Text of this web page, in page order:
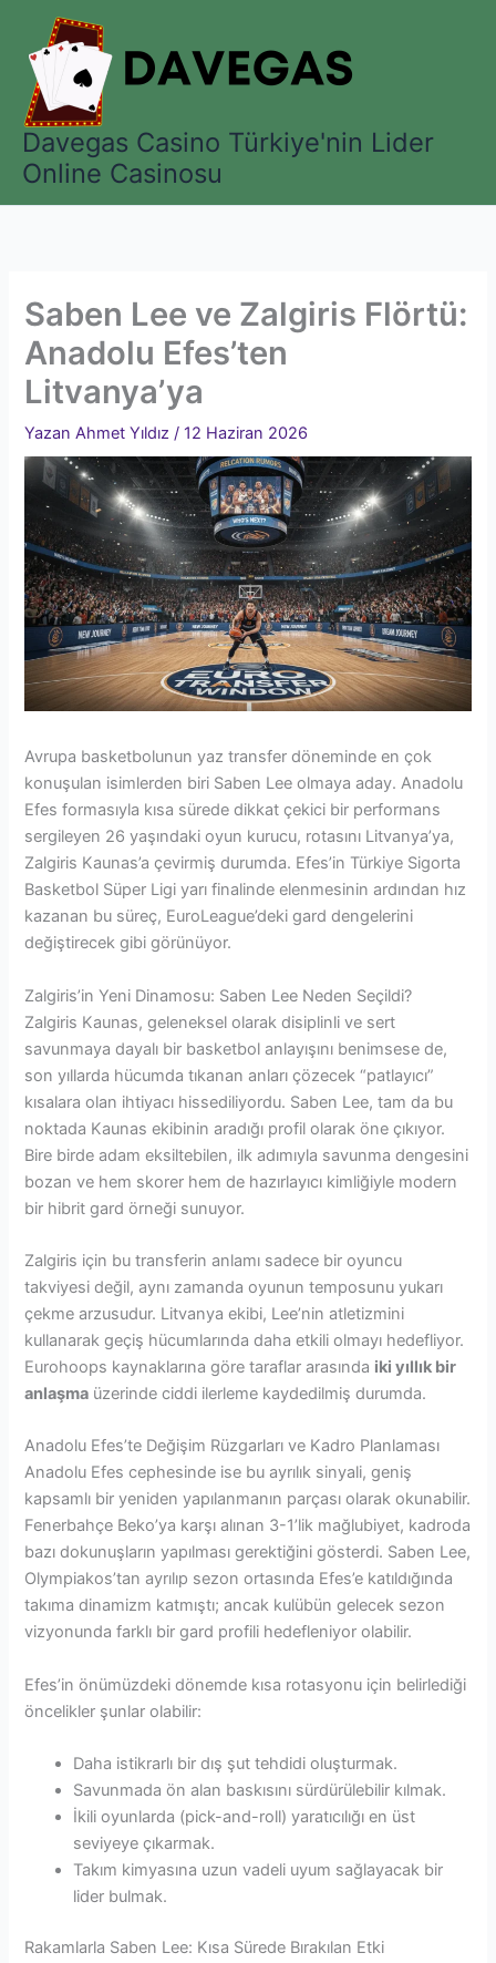
Davegas Casino Türkiye'nin Lider
Online Casinosu
Saben Lee ve Zalgiris Flörtü:
Anadolu Efes’ten
Litvanya’ya
Yazan Ahmet Yıldız/12 Haziran 2026
Avrupa basketbolunun yaz transfer döneminde en çok
konuşulan isimlerden biri Saben Lee olmaya aday. Anadolu
Efes formasıyla kısa sürede dikkat çekici bir performans
sergileyen 26 yaşındaki oyun kurucu, rotasını Litvanya’ya,
Zalgiris Kaunas’a çevirmiş durumda. Efes’in Türkiye Sigorta
Basketbol Süper Ligi yarı finalinde elenmesinin ardından hız
kazanan bu süreç, EuroLeague’deki gard dengelerini
değiştirecek gibi görünüyor.
Zalgiris’in Yeni Dinamosu: Saben Lee Neden Seçildi?
Zalgiris Kaunas, geleneksel olarak disiplinli ve sert
savunmaya dayalı bir basketbol anlayışını benimsese de,
son yıllarda hücumda tıkanan anları çözecek “patlayıcı”
kısalara olan ihtiyacı hissediliyordu. Saben Lee, tam da bu
noktada Kaunas ekibinin aradığı profil olarak öne çıkıyor.
Bire birde adam eksiltebilen, ilk adımıyla savunma dengesini
bozan ve hem skorer hem de hazırlayıcı kimliğiyle modern
bir hibrit gard örneği sunuyor.
Zalgiris için bu transferin anlamı sadece bir oyuncu
takviyesi değil, aynı zamanda oyunun temposunu yukarı
çekme arzusudur. Litvanya ekibi, Lee’nin atletizmini
kullanarak geçiş hücumlarında daha etkili olmayı hedefliyor.
Eurohoops kaynaklarına göre taraflar arasında iki yıllık bir
anlaşma üzerinde ciddi ilerleme kaydedilmiş durumda.
Anadolu Efes’te Değişim Rüzgarları ve Kadro Planlaması
Anadolu Efes cephesinde ise bu ayrılık sinyali, geniş
kapsamlı bir yeniden yapılanmanın parçası olarak okunabilir.
Fenerbahçe Beko’ya karşı alınan 3-1’lik mağlubiyet, kadroda
bazı dokunuşların yapılması gerektiğini gösterdi. Saben Lee,
Olympiakos’tan ayrılıp sezon ortasında Efes’e katıldığında
takıma dinamizm katmıştı; ancak kulübün gelecek sezon
vizyonunda farklı bir gard profili hedefleniyor olabilir.
Efes’in önümüzdeki dönemde kısa rotasyonu için belirlediği
öncelikler şunlar olabilir:
Daha istikrarlı bir dış şut tehdidi oluşturmak.
Savunmada ön alan baskısını sürdürülebilir kılmak.
İkili oyunlarda (pick-and-roll) yaratıcılığı en üst
seviyeye çıkarmak.
Takım kimyasına uzun vadeli uyum sağlayacak bir
lider bulmak.
Rakamlarla Saben Lee: Kısa Sürede Bırakılan Etki